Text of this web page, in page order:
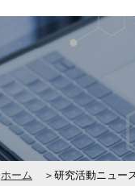
ホーム 研究活動ニュー